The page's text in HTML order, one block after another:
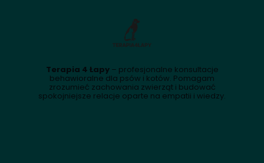
Terapia 4 Łapy– profesjonalne konsultacje
behawioralne dla psów i kotów. Pomagam
zrozumieć zachowania zwierząt i budować
spokojniejsze relacje oparte na empatii i wiedzy.